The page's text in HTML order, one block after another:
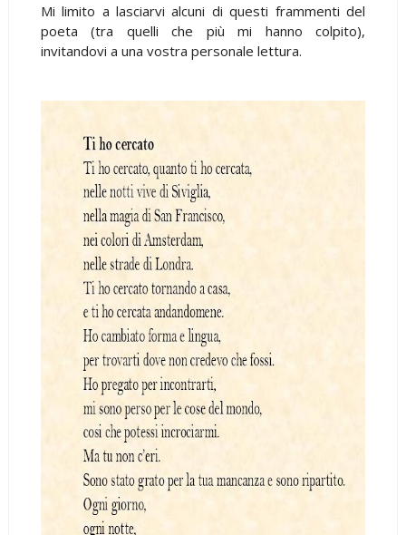
Mi limito a lasciarvi alcuni di questi frammenti del
poeta (tra quelli che più mi hanno colpito),
invitandovi a una vostra personale lettura.